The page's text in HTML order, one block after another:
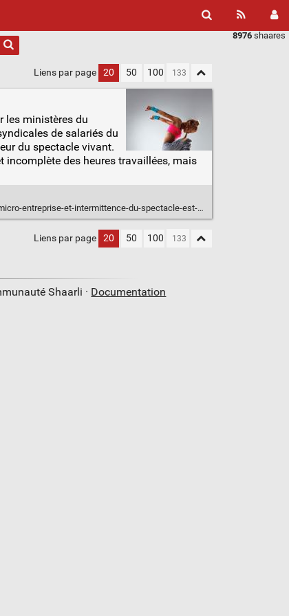
8976 shaares
Liens par page 20 50 100
les ministères du
de salariés du
du spectacle vivant.
des heures travaillées, mais
et-intermittence-du-spectacle-est-ce-compatible-ou-cumulable/
Liens par page 20 50 100
Shaarli · Documentation